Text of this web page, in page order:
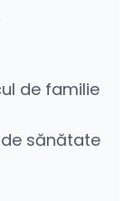
de familie
sănătate